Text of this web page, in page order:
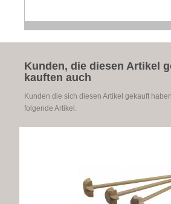
Kunden, die diesen Artikel
kauften auch
Kunden die sich diesen Artikel gekauft
folgende Artikel.